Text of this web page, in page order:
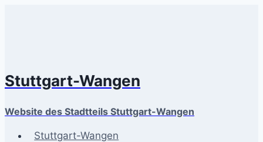
Stuttgart-Wangen
Website des Stadtteils Stuttgart-Wangen
Stuttgart-Wangen